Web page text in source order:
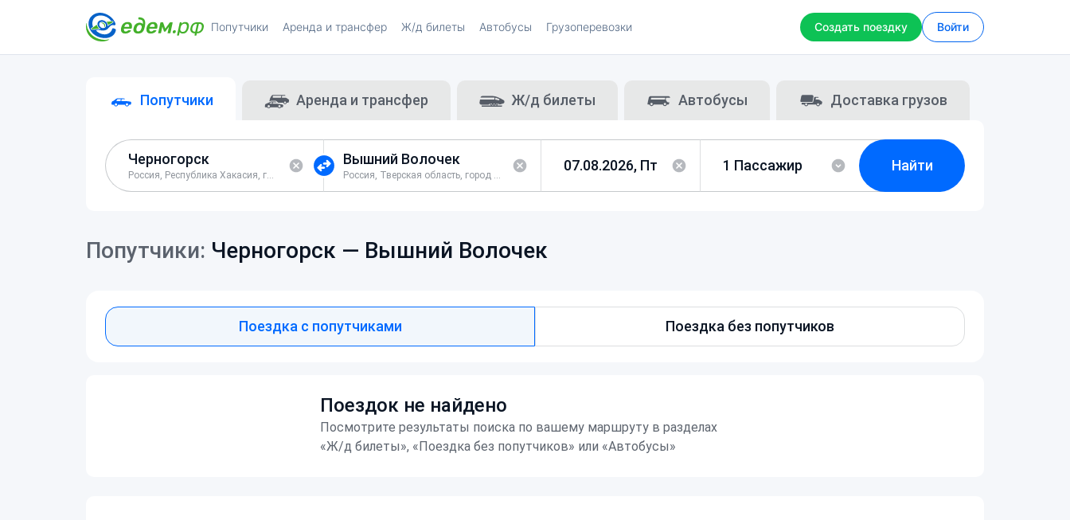
Попутчики Аренда и трансфер Ж/д билеты Автобусы Грузоперевозки Создать поездку Войти
Попутчики Аренда и трансфер Ж/д билеты Автобусы Доставка грузов
Россия, Республика Хакасия, город Черногорск Россия, Тверская область, город Вышний Волочек
Найти
Попутчики: Черногорск — Вышний Волочек
Поездка с попутчиками Поездка без попутчиков
Поездок не найдено
Посмотрите результаты поиска по вашему маршруту в разделах
«Ж/д билеты», «Поездка без попутчиков» или «Автобусы»